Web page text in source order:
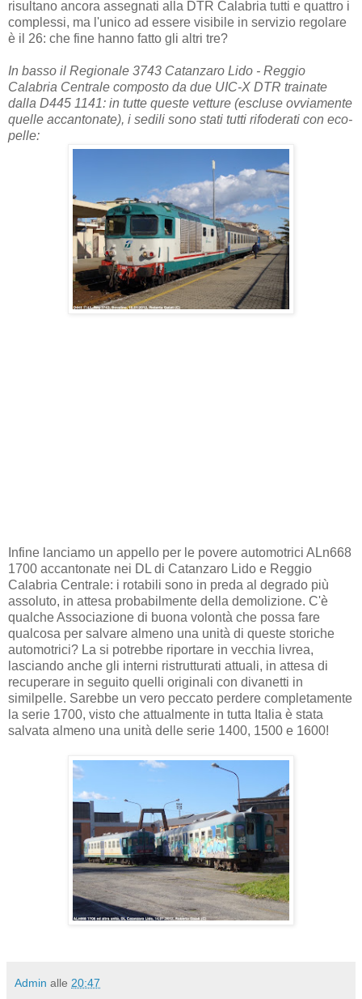
risultano ancora assegnati alla DTR Calabria tutti e quattro i
complessi, ma l'unico ad essere visibile in servizio regolare
è il 26: che fine hanno fatto gli altri tre?
In basso il Regionale 3743 Catanzaro Lido - Reggio
Calabria Centrale composto da due UIC-X DTR trainate
dalla D445 1141: in tutte queste vetture (escluse ovviamente
quelle accantonate), i sedili sono stati tutti rifoderati con eco-
pelle:
Infine lanciamo un appello per le povere automotrici ALn668
1700 accantonate nei DL di Catanzaro Lido e Reggio
Calabria Centrale: i rotabili sono in preda al degrado più
assoluto, in attesa probabilmente della demolizione. C'è
qualche Associazione di buona volontà che possa fare
qualcosa per salvare almeno una unità di queste storiche
automotrici? La si potrebbe riportare in vecchia livrea,
lasciando anche gli interni ristrutturati attuali, in attesa di
recuperare in seguito quelli originali con divanetti in
similpelle. Sarebbe un vero peccato perdere completamente
la serie 1700, visto che attualmente in tutta Italia è stata
salvata almeno una unità delle serie 1400, 1500 e 1600!
Admin alle 20:47